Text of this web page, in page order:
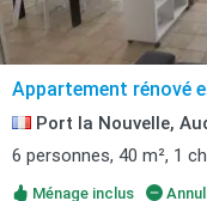
Appartement rénové
Port la Nouvelle,
6 personnes, 40 m², 1
Ménage inclus